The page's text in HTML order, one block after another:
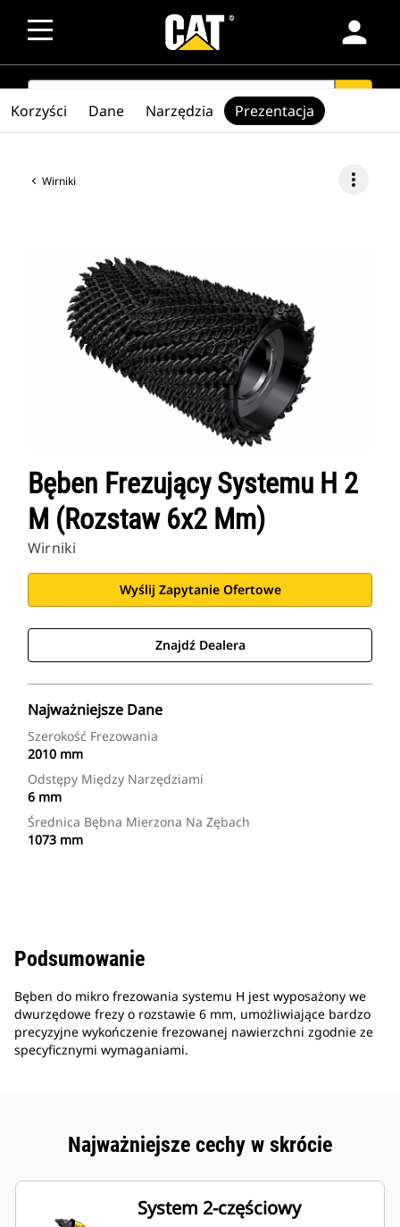
person
SEARCH
Wirniki more_vert
Bęben Frezujący Systemu H 2
M (rozstaw 6x2 Mm)
Wirniki
Wyślij Zapytanie Ofertowe
Znajdź Dealera
Najważniejsze Dane
Szerokość Frezowania
2010 mm
Odstępy Między Narzędziami
6 mm
Średnica Bębna Mierzona Na Zębach
1073 mm
Korzyści Dane Narzędzia Prezentacja
Podsumowanie
Bęben do mikro frezowania systemu H jest wyposażony we
dwurzędowe frezy o rozstawie 6 mm, umożliwiające bardzo
precyzyjne wykończenie frezowanej nawierzchni zgodnie ze
specyficznymi wymaganiami.
Najważniejsze cechy w skrócie
System 2-częściowy